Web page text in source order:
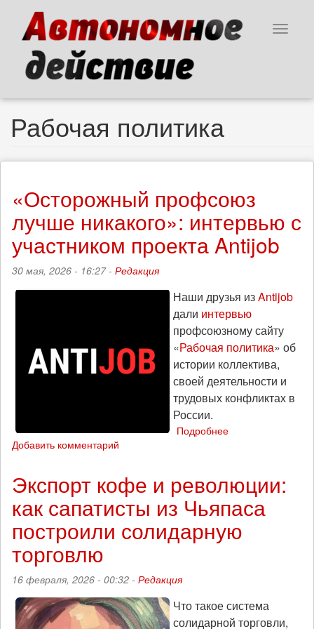
основному
содержанию
Toggle
Рабочая политика
«Осторожный профсоюз
лучше никакого»: интервью с
участником проекта Antijob
30 мая, 2026 - 16:27 - Редакция
Наши друзья изAntijob
дали интервью
профсоюзному сайту
«Рабочая политика» об
истории коллектива,
своей деятельности и
трудовых конфликтах в
России.
Подробнее
никакого»:
интервью
с
участником
проекта
Добавить комментарий
Экспорт кофе и революции:
как сапатисты из Чьяпаса
построили солидарную
торговлю
16 февраля, 2026 - 00:32 - Редакция
Что такое система
солидарной торговли,